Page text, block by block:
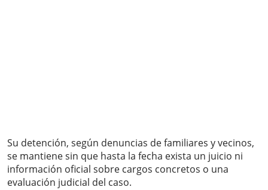
Su detención, según denuncias de familiares y vecinos,
se mantiene sin que hasta la fecha exista un juicio ni
información oficial sobre cargos concretos o una
evaluación judicial del caso.